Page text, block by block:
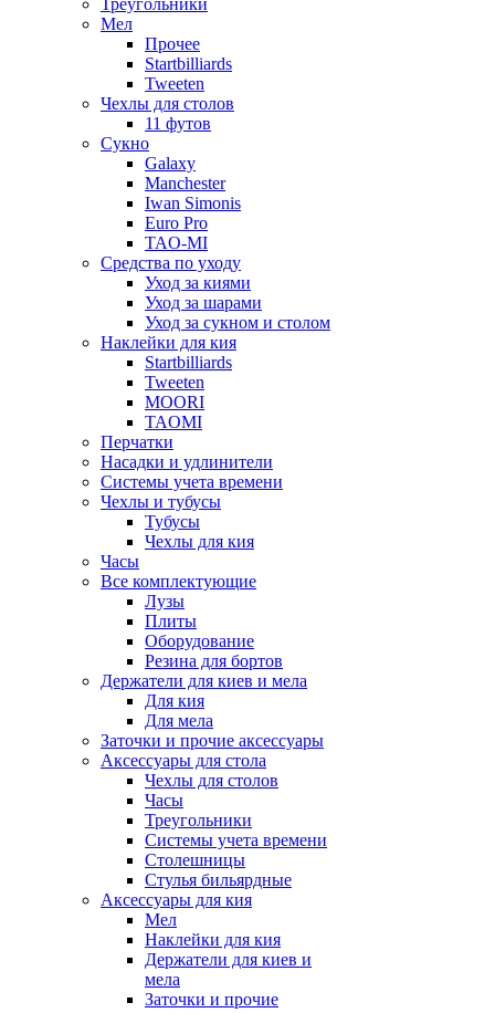
Треугольники
Мел
Прочее
Startbilliards
Tweeten
Чехлы для столов
11 футов
Сукно
Galaxy
Manchester
Iwan Simonis
Euro Pro
TAO-MI
Средства по уходу
Уход за киями
Уход за шарами
Уход за сукном и столом
Наклейки для кия
Startbilliards
Tweeten
MOORI
TAOMI
Перчатки
Насадки и удлинители
Системы учета времени
Чехлы и тубусы
Тубусы
Чехлы для кия
Часы
Все комплектующие
Лузы
Плиты
Оборудование
Резина для бортов
Держатели для киев и мела
Для кия
Для мела
Заточки и прочие аксессуары
Аксессуары для стола
Чехлы для столов
Часы
Треугольники
Системы учета времени
Столешницы
Стулья бильярдные
Аксессуары для кия
Мел
Наклейки для кия
Держатели для киев и
мела
Заточки и прочие